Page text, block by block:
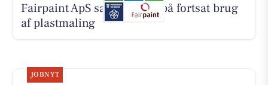
Fairpaint ApS sætter fokus på fortsat brug
af plastmaling
JOBNYT